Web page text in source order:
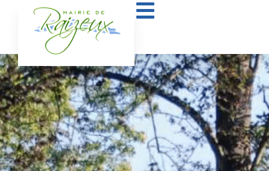
septembre